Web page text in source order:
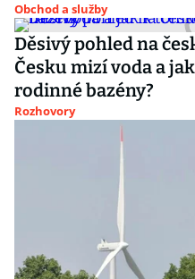
Obchod a služby
Děsivý pohled na
Česku mizí voda a
rodinné bazény?
Rozhovory